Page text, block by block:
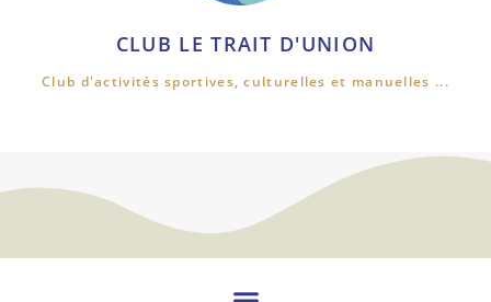
CLUB LE TRAIT D'UNION
Club d'activités sportives, culturelles et manuelles ...